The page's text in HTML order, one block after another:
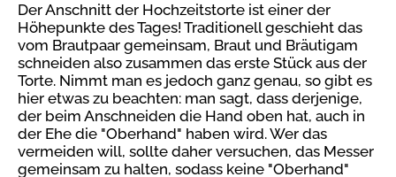
Der Anschnitt der Hochzeitstorte ist einer der
Höhepunkte des Tages! Traditionell geschieht das
vom Brautpaar gemeinsam, Braut und Bräutigam
schneiden also zusammen das erste Stück aus der
Torte. Nimmt man es jedoch ganz genau, so gibt es
hier etwas zu beachten: man sagt, dass derjenige,
der beim Anschneiden die Hand oben hat, auch in
der Ehe die "Oberhand" haben wird. Wer das
vermeiden will, sollte daher versuchen, das Messer
gemeinsam zu halten, sodass keine "Oberhand"